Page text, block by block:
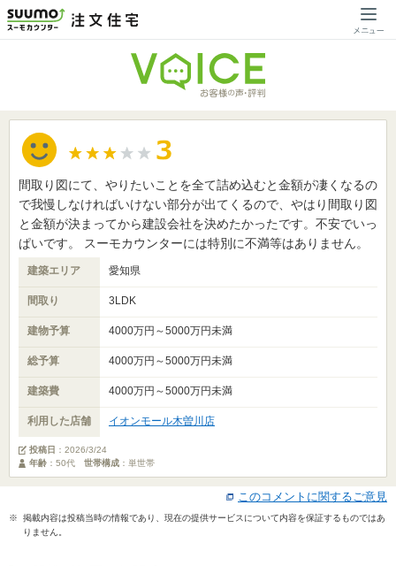
間取り図にて、やりたいことを全て詰め込むと金額が凄くなるの
で我慢しなければいけない部分が出てくるので、やはり間取り図
と金額が決まってから建設会社を決めたかったです。不安でいっ
ぱいです。 スーモカウンターには特別に不満等はありません。
建築エリア 愛知県
間取り 3LDK
建物予算 4000万円～5000万円未満
総予算 4000万円～5000万円未満
建築費 4000万円～5000万円未満
利用した店舗 イオンモール木曽川店
投稿日 ： 2026/3/24
年齢 ：50代 世帯構成 ：単世帯
このコメントに関するご意見
※ 掲載内容は投稿当時の情報であり、現在の提供サービスについて内容を保証するものではあ
りません。